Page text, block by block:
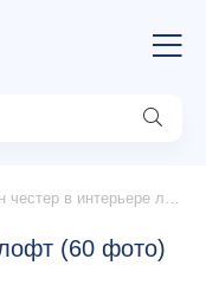
в интерьере лофт (60 фото)
(60 фото)